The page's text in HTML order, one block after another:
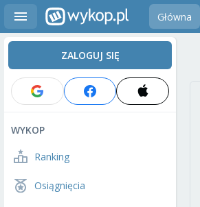
Główna
ZALOGUJ SIĘ
WYKOP
Ranking
Osiągnięcia